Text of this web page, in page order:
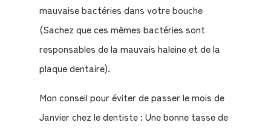
mauvaise bactéries dans votre bouche
(Sachez que ces mêmes bactéries sont
responsables de la mauvais haleine et de la
plaque dentaire).
Mon conseil pour éviter de passer le mois de
Janvier chez le dentiste : Une bonne tasse de